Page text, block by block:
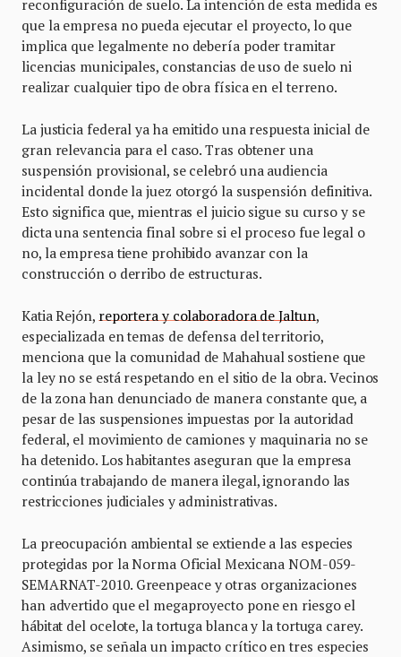
reconfiguración de suelo. La intención de esta medida es
que la empresa no pueda ejecutar el proyecto, lo que
implica que legalmente no debería poder tramitar
licencias municipales, constancias de uso de suelo ni
realizar cualquier tipo de obra física en el terreno.
La justicia federal ya ha emitido una respuesta inicial de
gran relevancia para el caso. Tras obtener una
suspensión provisional, se celebró una audiencia
incidental donde la juez otorgó la suspensión definitiva.
Esto significa que, mientras el juicio sigue su curso y se
dicta una sentencia final sobre si el proceso fue legal o
no, la empresa tiene prohibido avanzar con la
construcción o derribo de estructuras.
Katia Rejón, reportera y colaboradora de Jaltun,
especializada en temas de defensa del territorio,
menciona que la comunidad de Mahahual sostiene que
la ley no se está respetando en el sitio de la obra. Vecinos
de la zona han denunciado de manera constante que, a
pesar de las suspensiones impuestas por la autoridad
federal, el movimiento de camiones y maquinaria no se
ha detenido. Los habitantes aseguran que la empresa
continúa trabajando de manera ilegal, ignorando las
restricciones judiciales y administrativas.
La preocupación ambiental se extiende a las especies
protegidas por la Norma Oficial Mexicana NOM-059-
SEMARNAT-2010. Greenpeace y otras organizaciones
han advertido que el megaproyecto pone en riesgo el
hábitat del ocelote, la tortuga blanca y la tortuga carey.
Asimismo, se señala un impacto crítico en tres especies